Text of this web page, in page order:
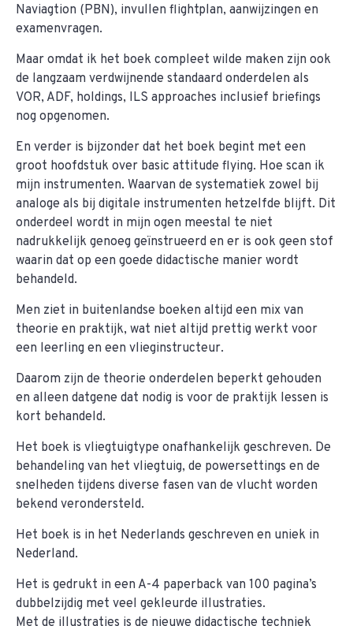
Naviagtion (PBN), invullen flightplan, aanwijzingen en
examenvragen.
Maar omdat ik het boek compleet wilde maken zijn ook
de langzaam verdwijnende standaard onderdelen als
VOR, ADF, holdings, ILS approaches inclusief briefings
nog opgenomen.
En verder is bijzonder dat het boek begint met een
groot hoofdstuk over basic attitude flying. Hoe scan ik
mijn instrumenten. Waarvan de systematiek zowel bij
analoge als bij digitale instrumenten hetzelfde blijft. Dit
onderdeel wordt in mijn ogen meestal te niet
nadrukkelijk genoeg geïnstrueerd en er is ook geen stof
waarin dat op een goede didactische manier wordt
behandeld.
Men ziet in buitenlandse boeken altijd een mix van
theorie en praktijk, wat niet altijd prettig werkt voor
een leerling en een vlieginstructeur.
Daarom zijn de theorie onderdelen beperkt gehouden
en alleen datgene dat nodig is voor de praktijk lessen is
kort behandeld.
Het boek is vliegtuigtype onafhankelijk geschreven. De
behandeling van het vliegtuig, de powersettings en de
snelheden tijdens diverse fasen van de vlucht worden
bekend verondersteld.
Het boek is in het Nederlands geschreven en uniek in
Nederland.
Het is gedrukt in een A-4 paperback van 100 pagina’s
dubbelzijdig met veel gekleurde illustraties.
Met de illustraties is de nieuwe didactische techniek